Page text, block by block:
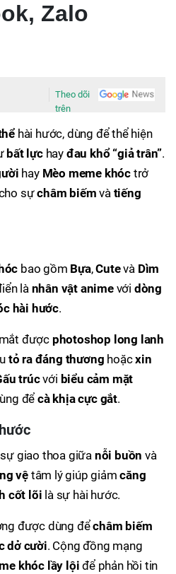
Zalo
Theo dõi
trên
hài hước, dùng để thể hiện
bất lựchay đau khổ “giả trân”.
hay Mèo meme khóc trở
sựchâm biếm và tiếng
bao gồm Bựa,Cutevà Dìm
là nhân vật animevới dòng
hài hước.
được photoshop long lanh
tỏ ra đáng thương hoặcxin
trúcvới biểu cảm mặt
đểcà khịa cực gắt.
giao thoa giữa nỗi buồn và
vệ tâm lý giúp giảmcăng
cốt lõi là sự hài hước.
được dùng đểchâm biếm
dở cười. Cộng đồng mạng
khóc lầy lội để phản hồi tin